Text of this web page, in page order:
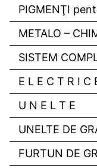
PIGMENŢI
METALO –
SISTEM
E L E C T R I C
U N E L T E
UNELTE DE
FURTUN DE